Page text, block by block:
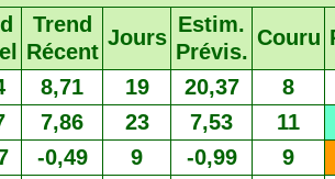
Trend
Récent
Jours
Estim.
Prévis.
Couru
8,71 19 20,37 8
7,86 23 7,53 11
-0,49 9 -0,99 9